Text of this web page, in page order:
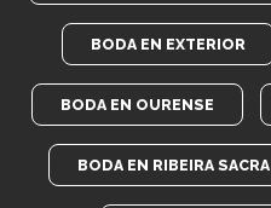
BODA EN EXTERIOR
BODA EN OURENSE
BODA EN RIBEIRA SACRA